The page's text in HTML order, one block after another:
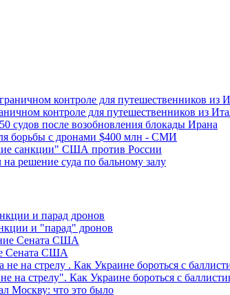
контроле для путешественников из
судов после возобновления блокады Ирана
борьбы с дронами $400 млн - СМИ
санкции" США против России
на решение суда по бальному залу
и "парад" дронов
Сената США
на стрелу". Как Украине бороться с